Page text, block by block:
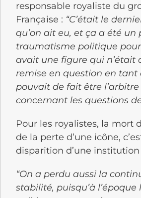
responsable royaliste du
Française : “C’était le
qu’on ait eu, et ça a été un
traumatisme politique pour
avait une figure qui n’était
remise en question en tant
pouvait de fait être
concernant les questions
Pour les royalistes, la mort
de la perte d’une icône,
disparition d’une institution
“On a perdu aussi la
stabilité, puisqu’à l’époque